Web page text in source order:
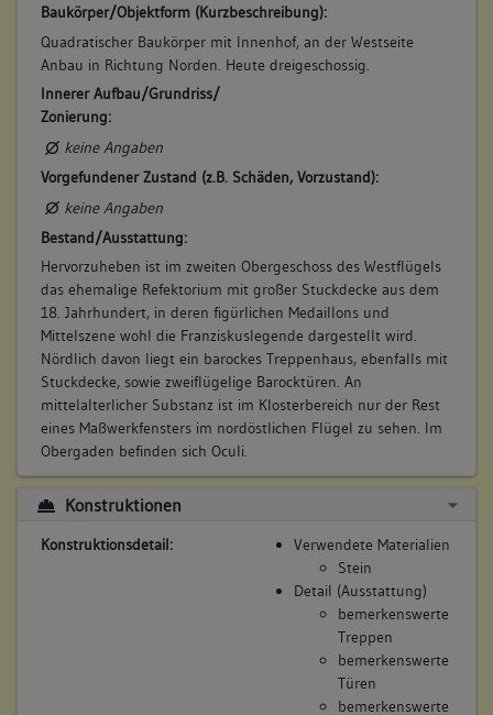
Betroffene Gebäudeteile:
keine
Bauwerkstyp:
Sakralbauten
Kloster, allgemein
6. Bauphase:
(1727)
Neuerrichtung des Chores unter Verwendung von
Abbruchmaterial (Mitteilung Ulrich Knapp).
Betroffene Gebäudeteile:
keine
Bauwerkstyp:
Sakralbauten
Klosterkirche
7. Bauphase:
Vermauerung jedes zweiten Rundbogenfensters im
Baukörper/Objektform (Kurzbeschreibung):
Quadratischer Baukörper mit Innenhof, an der Westseite
Anbau in Richtung Norden. Heute dreigeschossig.
Innerer Aufbau/Grundriss/
Zonierung:
keine Angaben
Vorgefundener Zustand (z.B. Schäden, Vorzustand):
keine Angaben
Bestand/Ausstattung:
Hervorzuheben ist im zweiten Obergeschoss des Westflügels
das ehemalige Refektorium mit großer Stuckdecke aus dem
18. Jahrhundert, in deren figürlichen Medaillons und
Mittelszene wohl die Franziskuslegende dargestellt wird.
Nördlich davon liegt ein barockes Treppenhaus, ebenfalls mit
Stuckdecke, sowie zweiflügelige Barocktüren. An
mittelalterlicher Substanz ist im Klosterbereich nur der Rest
eines Maßwerkfensters im nordöstlichen Flügel zu sehen. Im
Obergaden befinden sich Oculi.
Konstruktionen
Konstruktionsdetail:
Verwendete Materialien
Stein
Detail (Ausstattung)
bemerkenswerte
Treppen
bemerkenswerte
Türen
bemerkenswerte